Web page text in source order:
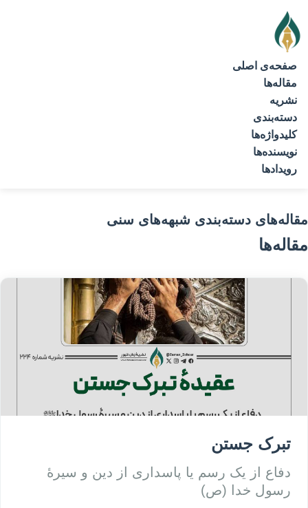
صفحه‌ی اصلی
مقاله‌ها
نشریه
دسته‌بندی
کلیدواژه‌ها
نویسنده‌ها
رویدادها
مقاله‌های دسته‌بندی شبهه‌های سنی
مقاله‌ها
تبرک جستن
دفاع از یک رسم یا پاسداری از دین و سیرۀ
رسول خدا (ص)